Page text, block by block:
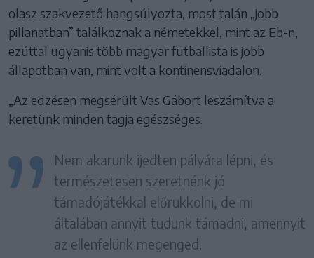
olasz szakvezető hangsúlyozta, most talán „jobb
pillanatban” találkoznak a németekkel, mint az Eb-n,
ezúttal ugyanis több magyar futballista is jobb
állapotban van, mint volt a kontinensviadalon.
„Az edzésen megsérült Vas Gábort leszámítva a
keretünk minden tagja egészséges.
Nem akarunk ijedten pályára lépni, és
természetesen szeretnénk jó
támadójátékkal előrukkolni, de mi
általában annyit tudunk támadni, amennyit
az ellenfelünk megenged.